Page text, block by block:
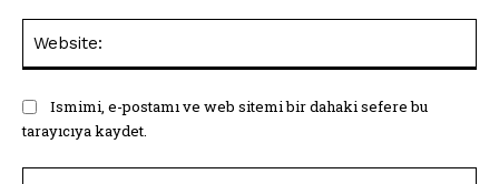
Ismimi, e-postamı ve web sitemi bir dahaki sefere bu
tarayıcıya kaydet.